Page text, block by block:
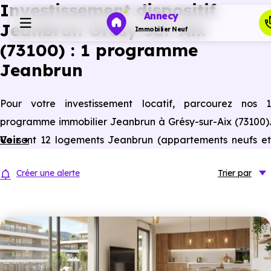
Annecy
Immobilier Neuf
Programmes neufs
Ressources
Financer
Investissement dispositif
Jeanbrun Grésy-sur-Aix
(73100) : 1 programme
Jeanbrun
Pour votre investissement locatif, parcourez nos 1
programme immobilier Jeanbrun à Grésy-sur-Aix (73100).
Ce sont 12 logements Jeanbrun (appartements neufs et
statut du bailleur privé.
Voir +
Créer une alerte Trier par